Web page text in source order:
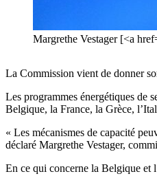
Margrethe Vestager [<a
La Commission vient de donner
Les programmes énergétiques de
Belgique, la France, la Grèce,
« Les mécanismes de capacité
déclaré Margrethe Vestager,
En ce qui concerne la Belgique et